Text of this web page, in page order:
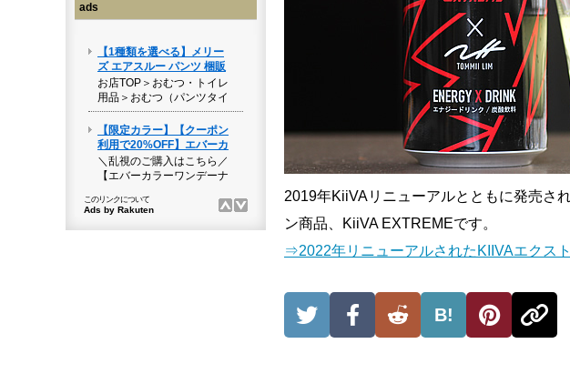
2019年KiiVAリニューアルとともに発売さ
ン商品、KiiVA EXTREMEです。
⇒2022年リニューアルされたKIIVAエクス
B!
ads